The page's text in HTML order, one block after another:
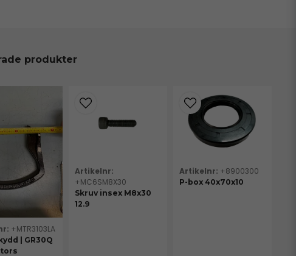
produkter
+MTR3103LA
| GR30Q
+MC6SM8X30
Skruv insex M8x30
12.9
+8900300
P-box 40x70x10